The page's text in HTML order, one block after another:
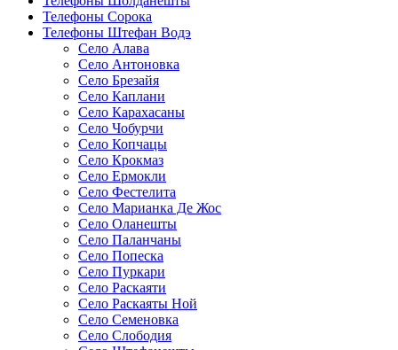
Телефоны Сорока
Телефоны Штефан Водэ
Село Алава
Село Антоновка
Село Брезайя
Село Каплани
Село Карахасаны
Село Чобурчи
Село Копчацы
Село Крокмаз
Село Ермокли
Село Фестелита
Село Марианка Де Жос
Село Оланешты
Село Паланчаны
Село Попеска
Село Пуркари
Село Раскаяти
Село Раскаяты Ной
Село Семеновка
Село Слободия